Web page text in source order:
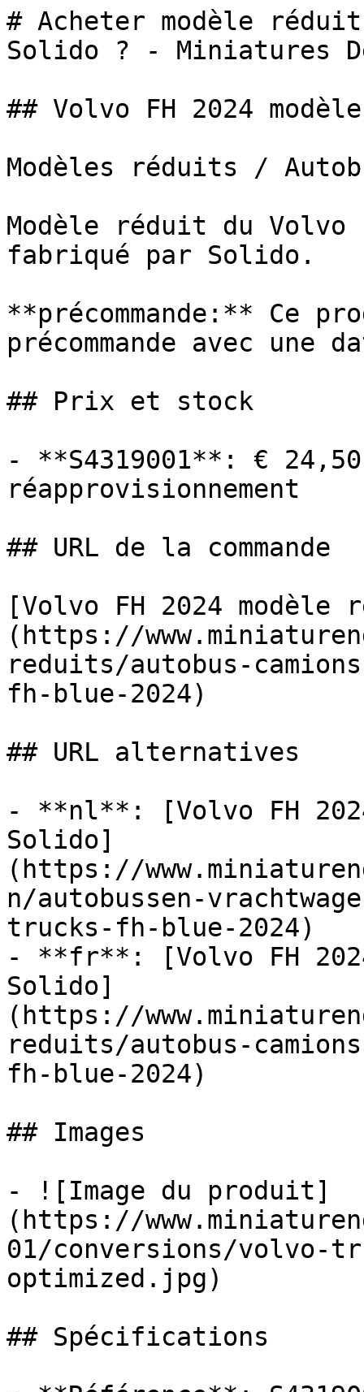
# Acheter modèle
Solido ? - Miniatures
## Volvo FH 2024
Modèles réduits /
Modèle réduit du
fabriqué par Solido.
**précommande:** Ce
précommande avec
## Prix et stock
- **S4319001**: €
réapprovisionnement
## URL de la commande
[Volvo FH 2024
(https://
reduits/autobus-
fh-blue-2024)
## URL alternatives
- **nl**: [Volvo FH
Solido]
(https://
n/autobussen-
trucks-fh-blue-2024)
- **fr**: [Volvo FH
Solido]
(https://
reduits/autobus-
fh-blue-2024)
## Images
- ![Image du produit]
(https://
01/conversions/volvo-
optimized.jpg)
## Spécifications